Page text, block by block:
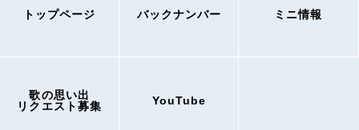
トップページ バックナンバー ミニ情報
歌の思い出
リクエスト募集
YouTube